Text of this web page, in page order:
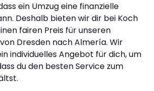
ein Umzug eine finanzielle
Deshalb bieten wir dir bei Koch
fairen Preis für unseren
von Dresden nach Almería. Wir
individuelles Angebot für dich, um
du den besten Service zum